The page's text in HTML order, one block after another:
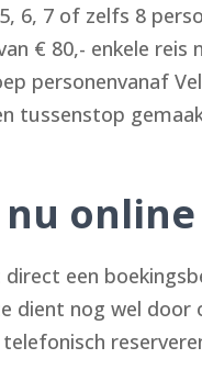
6, 7 of zelfs 8
€ 80,- enkele
personenvanaf
tussenstop
nu
een
dient nog wel